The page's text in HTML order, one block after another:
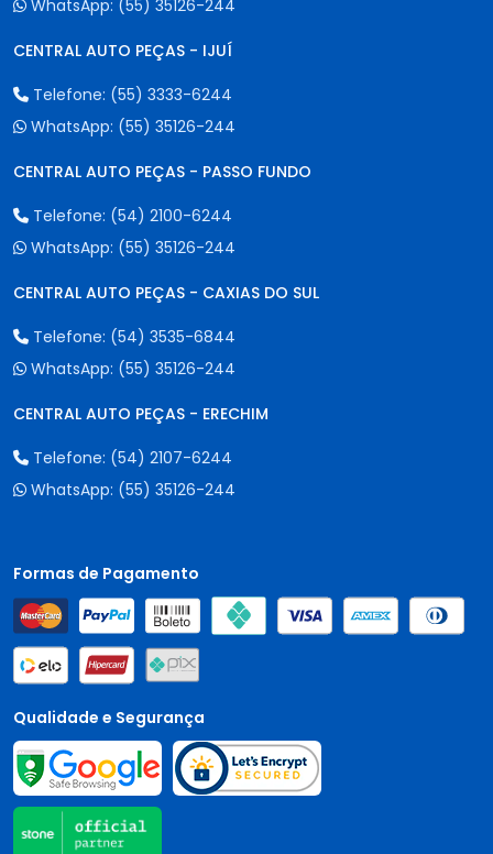
WhatsApp: (55) 35126-244
CENTRAL AUTO PEÇAS - IJUÍ
Telefone: (55) 3333-6244
WhatsApp: (55) 35126-244
CENTRAL AUTO PEÇAS - PASSO FUNDO
Telefone: (54) 2100-6244
WhatsApp: (55) 35126-244
CENTRAL AUTO PEÇAS - CAXIAS DO SUL
Telefone: (54) 3535-6844
WhatsApp: (55) 35126-244
CENTRAL AUTO PEÇAS - ERECHIM
Telefone: (54) 2107-6244
WhatsApp: (55) 35126-244
Formas de Pagamento
Qualidade e Segurança